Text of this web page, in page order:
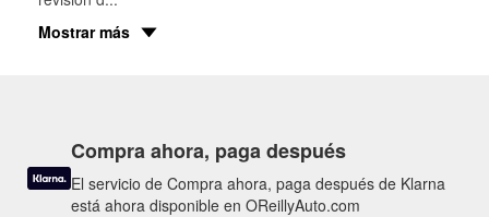
Mostrar más
Compra ahora, paga después
El servicio de Compra ahora, paga después de Klarna
está ahora disponible en OReillyAuto.com